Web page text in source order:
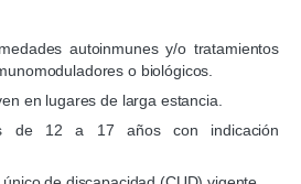
autoinmunes y/o tratamientos
o biológicos.
en lugares de larga estancia.
de 12 a 17 años con indicación